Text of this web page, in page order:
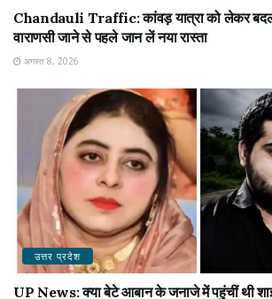
Chandauli Traffic: कांवड़ यात्रा को लेकर
वाराणसी जाने से पहले जान लें नया रास्ता
अगस्त 8, 2026
उत्तर प्रदेश
UP News: क्या बेटे आबान के जनाजे में पहुंचीं थी